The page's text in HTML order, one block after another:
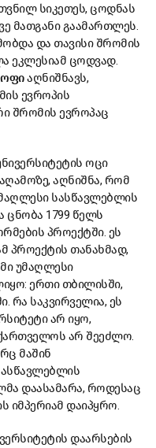
სიკეთეს, ცოდნას
მათგანი გაამართლეს.
და თავისი შრომის
ეკლესიამ ცოდვად.
აღნიშნავს,
ევროპის
შრომის ევროპაც
ოცი
აღნიშნა, რომ
სასწავლებლის
ცნობა 1799 წელს
პროექტში. ეს
პროექტის თანახმად,
უმაღლესი
ერთი თბილისში,
რა საკვირველია, ეს
არ იყო,
არ შეეძლო.
მაშინ
დაასამარა, როდესაც
იმპერიამ დაიპყრო.
დაარსების